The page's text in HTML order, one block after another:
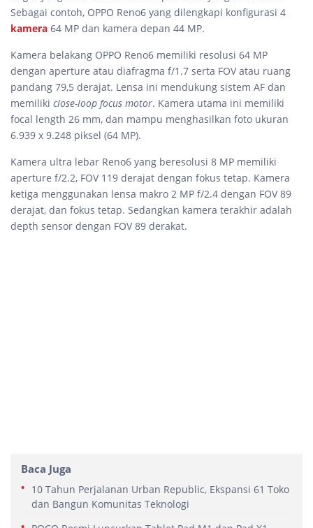
Sebagai contoh, OPPO Reno6 yang dilengkapi konfigurasi 4
kamera 64 MP dan kamera depan 44 MP.
Kamera belakang OPPO Reno6 memiliki resolusi 64 MP
dengan aperture atau diafragma f/1.7 serta FOV atau ruang
pandang 79,5 derajat. Lensa ini mendukung sistem AF dan
memiliki close-loop focus motor. Kamera utama ini memiliki
focal length 26 mm, dan mampu menghasilkan foto ukuran
6.939 x 9.248 piksel (64 MP).
Kamera ultra lebar Reno6 yang beresolusi 8 MP memiliki
aperture f/2.2, FOV 119 derajat dengan fokus tetap. Kamera
ketiga menggunakan lensa makro 2 MP f/2.4 dengan FOV 89
derajat, dan fokus tetap. Sedangkan kamera terakhir adalah
depth sensor dengan FOV 89 derakat.
Baca Juga
10 Tahun Perjalanan Urban Republic, Ekspansi 61 Toko
dan Bangun Komunitas Teknologi